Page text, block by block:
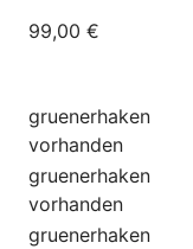
99,00 €
gruenerhaken
vorhanden
gruenerhaken
vorhanden
gruenerhaken